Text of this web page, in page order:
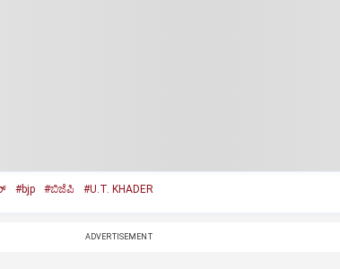
#bjp #ಬಿಜೆಪಿ #U.T. KHADER
ADVERTISEMENT